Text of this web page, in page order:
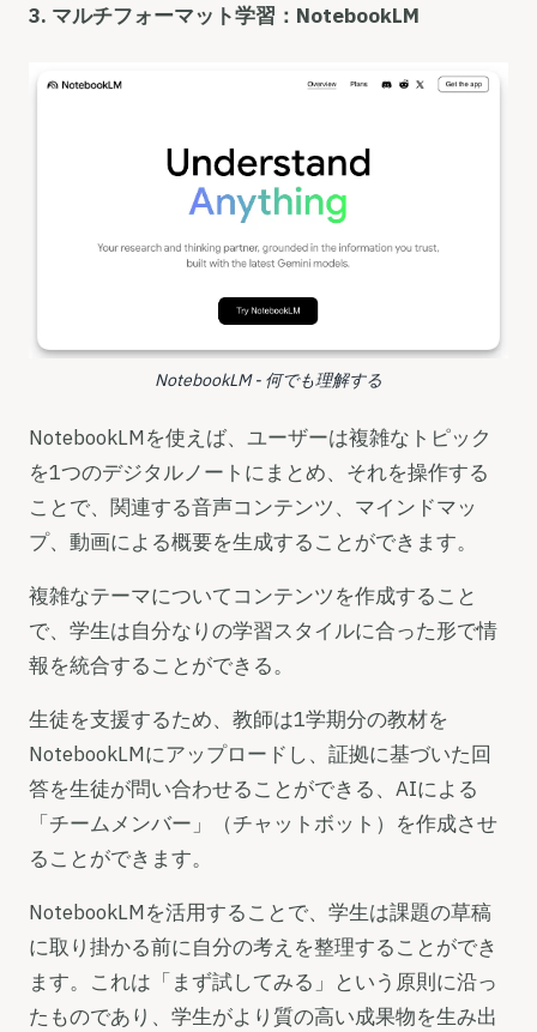
3. マルチフォーマット学習：NotebookLM
NotebookLM - 何でも理解する
NotebookLMを使えば、ユーザーは複雑なトピック
を1つのデジタルノートにまとめ、それを操作する
ことで、関連する音声コンテンツ、マインドマッ
プ、動画による概要を生成することができます。
複雑なテーマについてコンテンツを作成すること
で、学生は自分なりの学習スタイルに合った形で情
報を統合することができる。
生徒を支援するため、教師は1学期分の教材を
NotebookLMにアップロードし、証拠に基づいた回
答を生徒が問い合わせることができる、AIによる
「チームメンバー」（チャットボット）を作成させ
ることができます。
NotebookLMを活用することで、学生は課題の草稿
に取り掛かる前に自分の考えを整理することができ
ます。これは「まず試してみる」という原則に沿っ
たものであり、学生がより質の高い成果物を生み出